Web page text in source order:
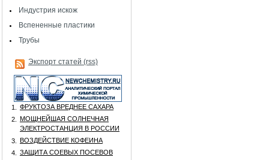
Индустрия искож
Вспененные пластики
Трубы
Экспорт статей (rss)
1.
ФРУКТОЗА ВРЕДНЕЕ САХАРА
2.
МОЩНЕЙШАЯ СОЛНЕЧНАЯ
ЭЛЕКТРОСТАНЦИЯ В РОССИИ
3.
ВОЗДЕЙСТВИЕ КОФЕИНА
4.
ЗАЩИТА СОЕВЫХ ПОСЕВОВ